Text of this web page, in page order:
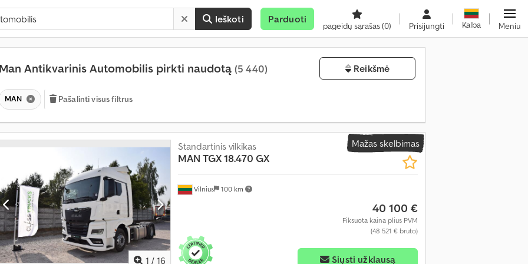
Ieškoti Parduoti
pageidų sąrašas(0) Prisijungti Kalba Meniu
Man Antikvarinis Automobilis pirkti naudotą (5 440) Reikšmė
MAN Pašalinti visus filtrus
Mažas skelbimas
1 / 16
Vilnius 100 km
Standartinis vilkikas
MAN TGX 18.470 GX
40 100 €
Fiksuota kaina plius PVM
(48 521 € bruto)
Siųsti užklausą